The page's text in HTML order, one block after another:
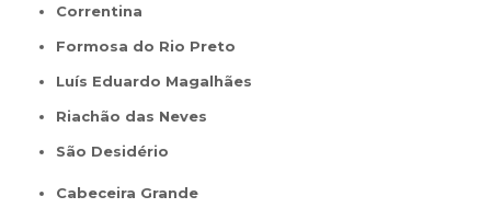
Correntina
Formosa do Rio Preto
Luís Eduardo Magalhães
Riachão das Neves
São Desidério
Cabeceira Grande